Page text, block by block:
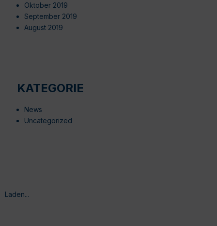
Oktober 2019
September 2019
August 2019
KATEGORIE
News
Uncategorized
Laden...